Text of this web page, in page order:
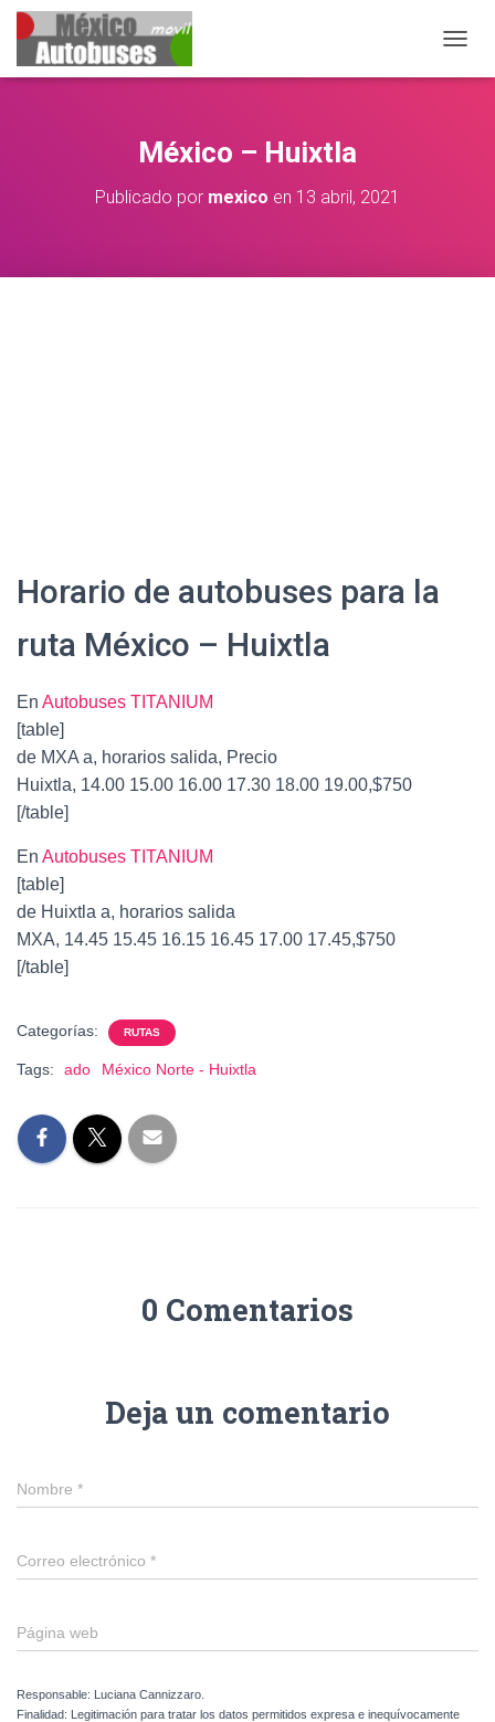
México – Huixtla
Publicado por mexico en 13 abril, 2021
Horario de autobuses para la
ruta México – Huixtla
En Autobuses TITANIUM
[table]
de MXA a, horarios salida, Precio
Huixtla, 14.00 15.00 16.00 17.30 18.00 19.00,$750
[/table]
En Autobuses TITANIUM
[table]
de Huixtla a, horarios salida
MXA, 14.45 15.45 16.15 16.45 17.00 17.45,$750
[/table]
Categorías: RUTAS
Tags: ado México Norte - Huixtla
0 Comentarios
Deja un comentario
Nombre *
Correo electrónico *
Página web
Responsable: Luciana Cannizzaro.
Finalidad: Legitimación para tratar los datos permitidos expresa e inequívocamente